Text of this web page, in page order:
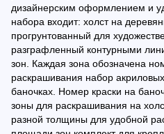
дизайнерским оформлением и
набора входит: холст на
прогрунтованный для
разграфленный контурными
зон. Каждая зона обозначена
раскрашивания набор
баночках. Номер краски на
зоны для раскрашивания на
разной толщины для удобной